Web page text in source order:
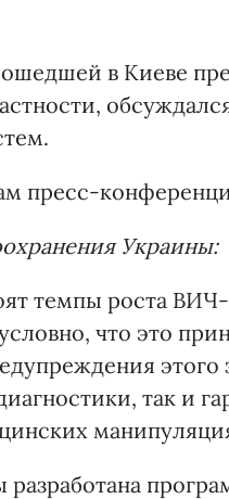
в Киеве
пресс-
Украины:
темпы роста
что это
так и